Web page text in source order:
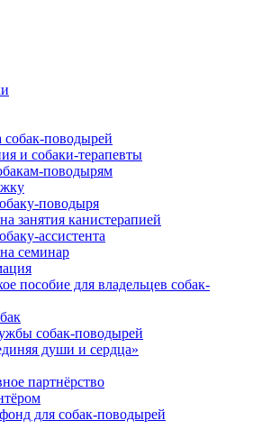
собак-поводырей
и собаки-терапевты
поводырям
поводыря
занятия канистерапией
ассистента
семинар
пособие для владельцев собак-
собак-поводырей
души и сердца»
партнёрство
для собак-поводырей